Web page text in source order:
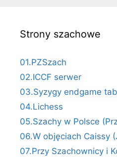
Strony szachowe
01.PZSzach
02.ICCF serwer
03.Syzygy endgame
04.Lichess
05.Szachy w Polsce
06.W objęciach Caissy
07.Przy Szachownicy i